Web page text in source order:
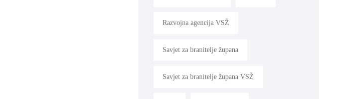
Razvojna agencija VSŽ
Savjet za branitelje župana
Savjet za branitelje župana VSŽ